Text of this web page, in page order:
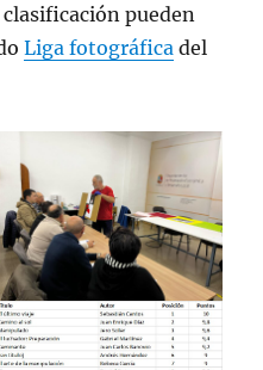
pueden
Liga fotográfica del